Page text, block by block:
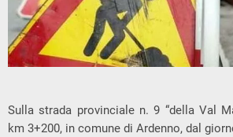
Sulla strada provinciale n. 9 “della Val
km 3+200, in comune di Ardenno, dal